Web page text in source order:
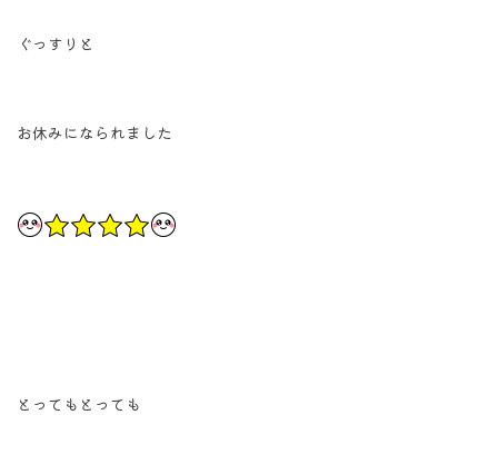
ぐっすりと
お休みになられました
とってもとっても